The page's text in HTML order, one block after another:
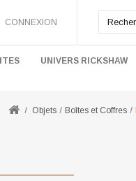
CONNEXION
UNIVERS RICKSHAW
Objets Boîtes et Coffres